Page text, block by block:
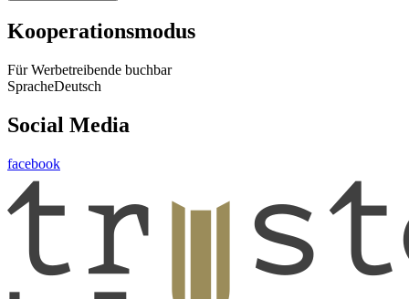
Kooperationsmodus
Für Werbetreibende buchbar
SpracheDeutsch
Social Media
facebook